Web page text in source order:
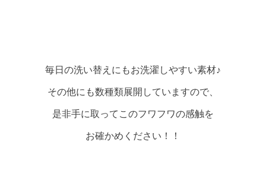
毎日の洗い替えにもお洗濯しやすい素材♪
その他にも数種類展開していますので、
是非手に取ってこのフワフワの感触を
お確かめください！！